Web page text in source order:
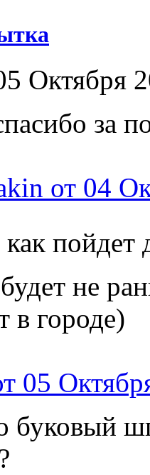
Октября
за
от 04
не
в городе)
05
буковый